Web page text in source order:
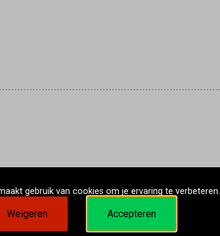
gebruik van cookies om je ervaring te verbeteren.
Weigeren Accepteren